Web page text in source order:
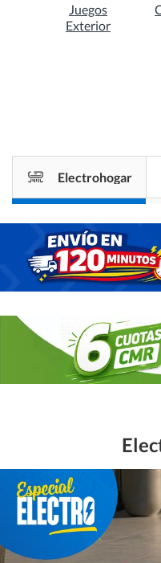
Juegos
Exterior
Electrohogar